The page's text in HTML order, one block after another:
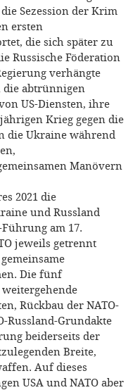
Sezession der Krim
ersten
die sich später zu
Russische Föderation
verhängte
die abtrünnigen
US-Diensten, ihre
Krieg gegen die
die Ukraine während
Manövern
2021 die
und Russland
am 17.
jeweils getrennt
Die fünf
Rückbau der NATO-
Russland-Grundakte
beiderseits der
Breite,
Auf dieses
USA und NATO aber